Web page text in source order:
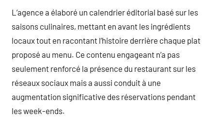
L’agence a élaboré un calendrier éditorial basé sur les
saisons culinaires, mettant en avant les ingrédients
locaux tout en racontant l’histoire derrière chaque plat
proposé au menu. Ce contenu engageant n’a pas
seulement renforcé la présence du restaurant sur les
réseaux sociaux mais a aussi conduit à une
augmentation significative des réservations pendant
les week-ends.